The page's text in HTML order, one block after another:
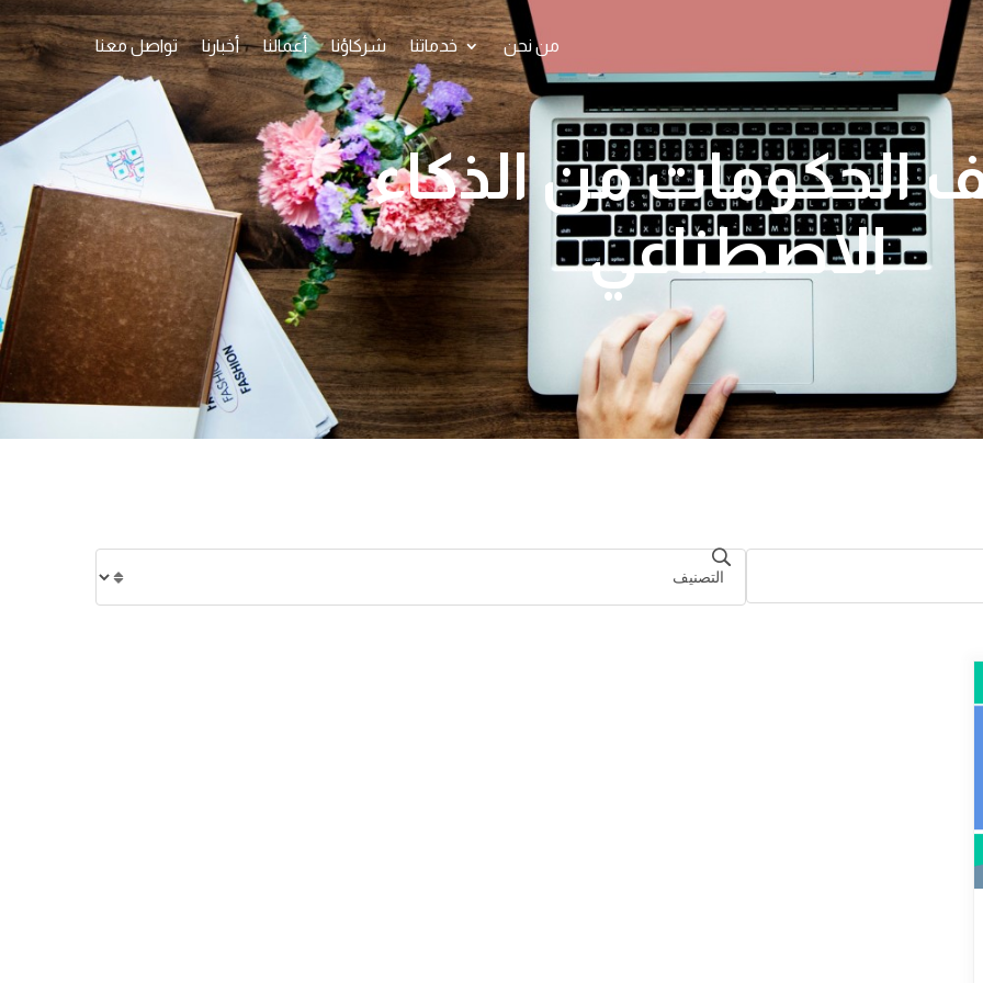
من نحن خدماتنا شركاؤنا أعمالنا أخبارنا تواصل معنا
الحكومات من الذكاء
الاصطناعي